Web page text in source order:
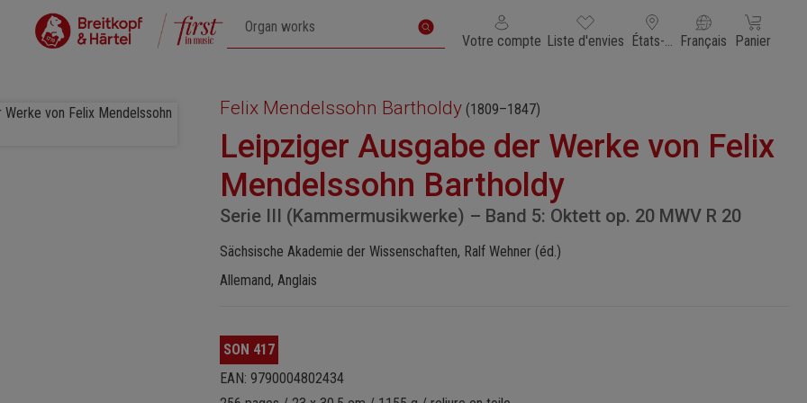
Votre compte Vous avez 0 articles dans votre liste de souhaits
Liste d'envies États-Unis d'Amérique
Français Le panier
Panier
Felix Mendelssohn Bartholdy (1809–1847)
Leipziger Ausgabe der Werke von Felix
Mendelssohn Bartholdy
Serie III (Kammermusikwerke) – Band 5: Oktett op. 20 MWV R 20
Sächsische Akademie der Wissenschaften, Ralf Wehner (éd.)
Allemand, Anglais
SON 417
EAN: 9790004802434